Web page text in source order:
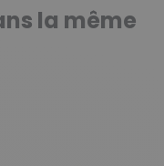
la même